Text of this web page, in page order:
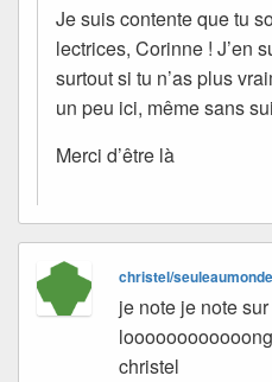
Je suis contente que tu
lectrices, Corinne ! J’en
surtout si tu n’as plus
un peu ici, même sans
Merci d’être là
christel/seuleaumonde
je note je note
christel